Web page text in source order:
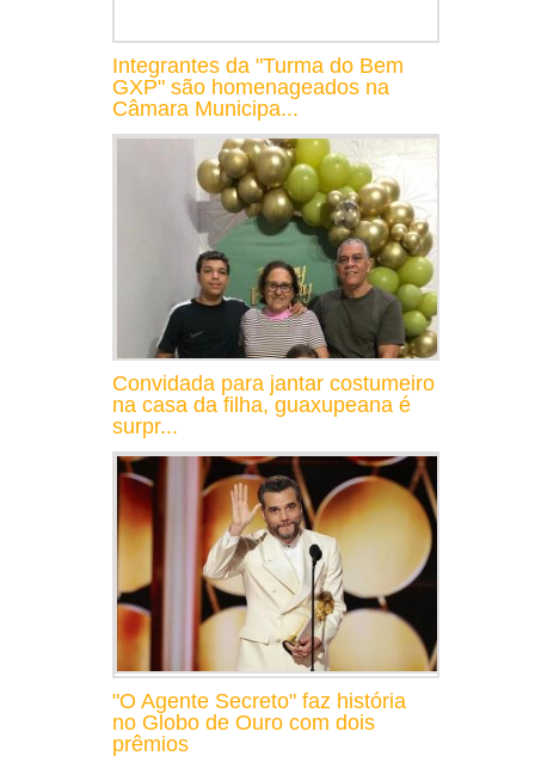
Integrantes da "Turma do Bem
GXP" são homenageados na
Câmara Municipa...
Convidada para jantar costumeiro
na casa da filha, guaxupeana é
surpr...
"O Agente Secreto" faz história
no Globo de Ouro com dois
prêmios